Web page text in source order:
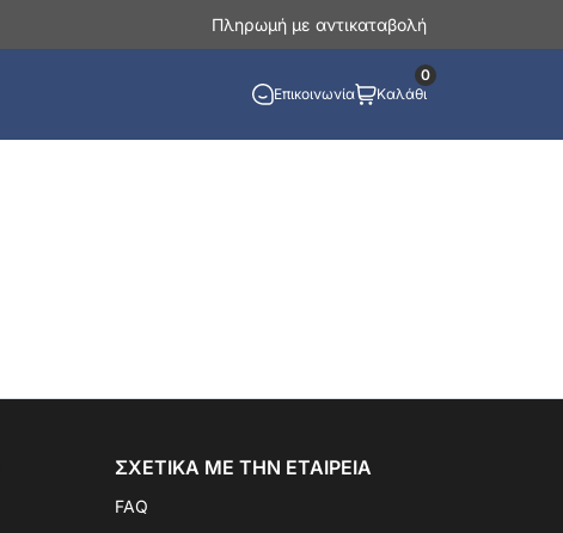
Πληρωμή με αντικαταβολή
Επικοινωνία Καλάθι
0
ΣΧΕΤΙΚΆ ΜΕ ΤΗΝ ΕΤΑΙΡΕΊΑ
FAQ